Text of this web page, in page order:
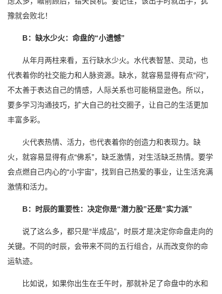
豫就会败北！
B：缺水少火：命盘的“小遗憾”
从年月两柱来看，五行缺水少火。水代表智慧、灵动，也
代表着你的社交能力和人脉资源。缺水，就容易显得有点“闷”，
不太善于表达自己的情感，人际关系也可能稍显逊色。所以，
要多学习沟通技巧，扩大自己的社交圈子，让自己的生活更加
丰富多彩。
火代表热情、活力，也代表着你的创造力和表现力。缺
火，就容易显得有点“佛系”，缺乏激情，对生活缺乏热情。要学
会点燃自己内心的“小宇宙”，找到自己热爱的事业，让生活充满
激情和活力。
B：时辰的重要性：决定你是“潜力股”还是“实力派”
说了这么多，都只是“半成品”，时辰才是决定你命盘走向的
关键。不同的时辰，会带来不同的五行组合，从而改变你的命
运轨迹。
比如说，如果你出生在壬午时，那就补足了命盘中的水和